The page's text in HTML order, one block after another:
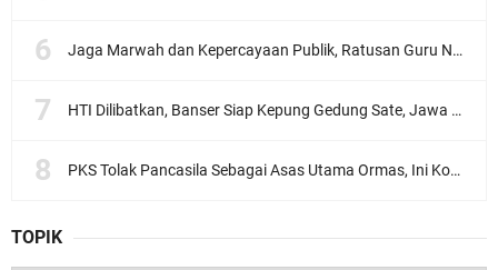
Jaga Marwah dan Kepercayaan Publik, Ratusan Guru Ngaji Kota Malang Serukan Deklarasi Ramah Anak
HTI Dilibatkan, Banser Siap Kepung Gedung Sate, Jawa Barat
PKS Tolak Pancasila Sebagai Asas Utama Ormas, Ini Komentar PBNU
TOPIK